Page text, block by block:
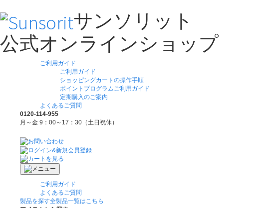
サンソリット
公式オンラインショップ
ご利用ガイド
ご利用ガイド
ショッピングカートの操作手順
ポイントプログラムご利用ガイド
定期購入のご案内
よくあるご質問
0120-114-955
月～金 9：00～17：30（土日祝休）
ご利用ガイド
よくあるご質問
製品を探す全製品一覧はこちら